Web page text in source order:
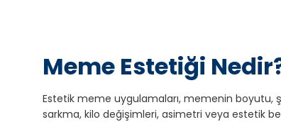
Meme Estetiği
Estetik meme uygulamaları, memenin boyutu,
sarkma, kilo değişimleri, asimetri veya estetik